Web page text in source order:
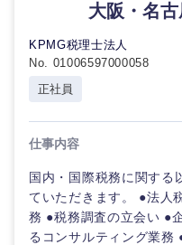
大阪・名古
KPMG税理士法人
No. 01006597000058
正社員
仕事内容
国内・国際税務に関する
ていただきます。 ●法人
務 ●税務調査の立会い ●
るコンサルティング業務